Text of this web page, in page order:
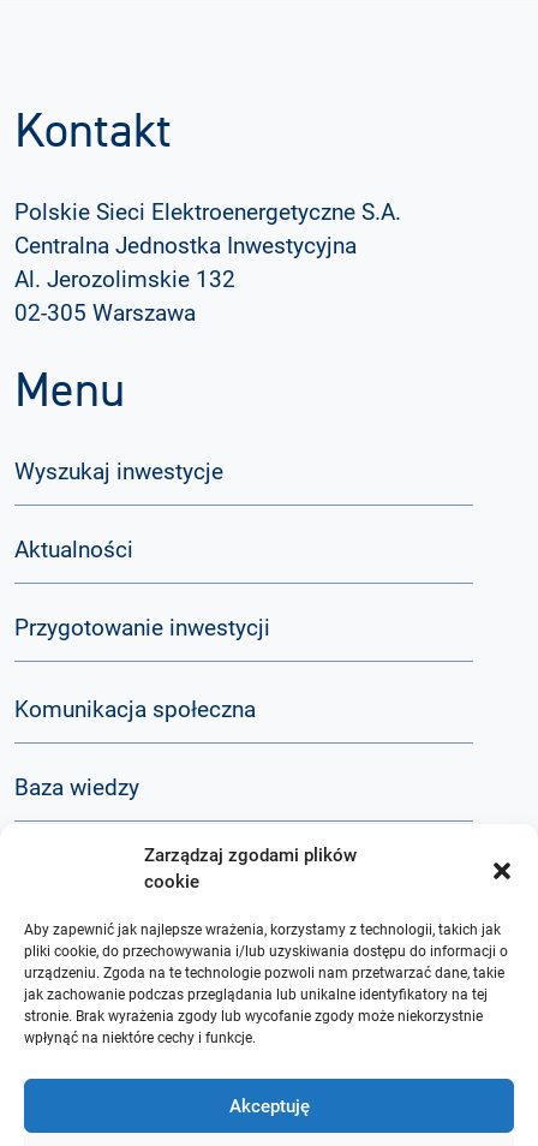
Zarządzaj zgodami plików
cookie
Aby zapewnić jak najlepsze wrażenia, korzystamy z technologii, takich jak
pliki cookie, do przechowywania i/lub uzyskiwania dostępu do informacji o
urządzeniu. Zgoda na te technologie pozwoli nam przetwarzać dane, takie
jak zachowanie podczas przeglądania lub unikalne identyfikatory na tej
stronie. Brak wyrażenia zgody lub wycofanie zgody może niekorzystnie
wpłynąć na niektóre cechy i funkcje.
Akceptuję
Kontakt
Polskie Sieci Elektroenergetyczne S.A.
Centralna Jednostka Inwestycyjna
Al. Jerozolimskie 132
02-305 Warszawa
Menu
Wyszukaj inwestycje
Aktualności
Przygotowanie inwestycji
Komunikacja społeczna
Baza wiedzy
O nas